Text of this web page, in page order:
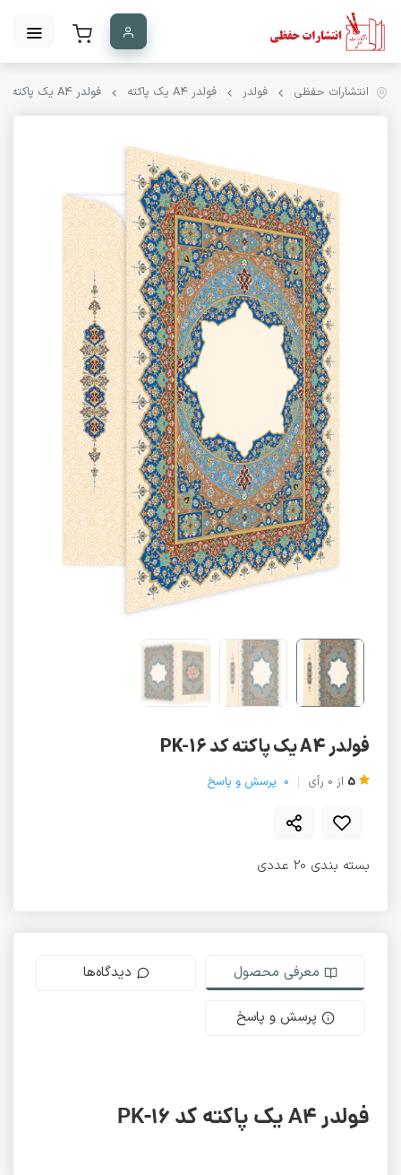
انتشارات حفظی فولدر فولدر A۴ یک پاکته فولدر A4 یک پاکته کد PK-16
فولدر A4 یک پاکته کد PK-16
5 از 0 رأی 0 پرسش و پاسخ
بسته بندی 20 عددی
معرفی محصول دیدگاه‌ها
پرسش و پاسخ
فولدر A4 یک پاکته کد PK-16